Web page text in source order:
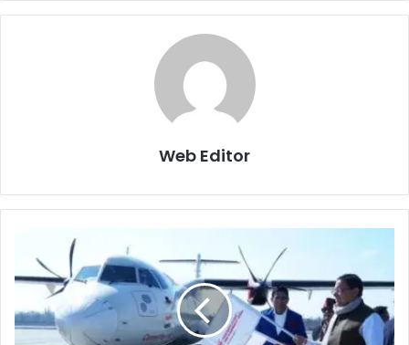
Web Editor